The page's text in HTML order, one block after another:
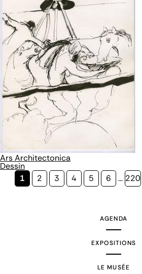
Ars Architectonica
Dessin
Page
1 Page
2 Page
3 Page
4 Page
5 Page
6 … Page
220
AGENDA
EXPOSITIONS
LE MUSÉE